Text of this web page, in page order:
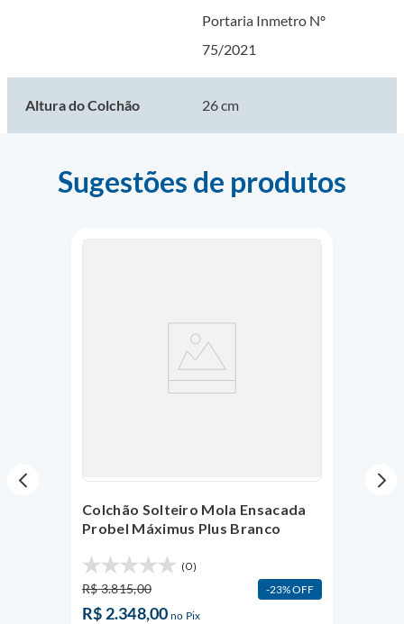
Portaria Inmetro Nº
75/2021
Altura do Colchão 26 cm
Sugestões de produtos
Colchão Solteiro Mola Ensacada
Probel Máximus Plus Branco
(0)
R$3.815,00 23%OFF
R$ 2.348,00 no Pix